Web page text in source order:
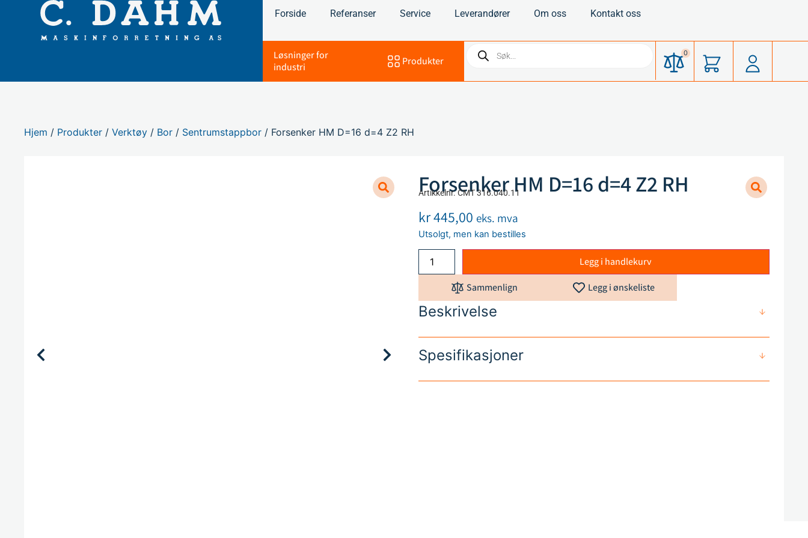
Forside Referanser Service Leverandører Om oss Kontakt oss
Løsninger for
industri
Produkter
0
Hjem / Produkter /Verktøy / Bor / Sentrumstappbor / Forsenker HM D=16 d=4 Z2 RH
Forsenker HM D=16 d=4 Z2 RH
Artikkelnr. CMT 316.040.11
kr445,00 eks. mva
Utsolgt, men kan bestilles
Legg i handlekurv
Sammenlign Legg i ønskeliste
Beskrivelse
Spesifikasjoner